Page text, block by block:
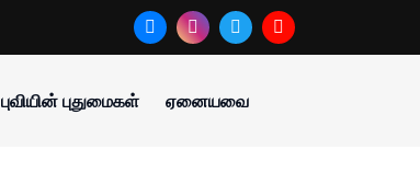
புவியின் புதுமைகள் ஏனையவை